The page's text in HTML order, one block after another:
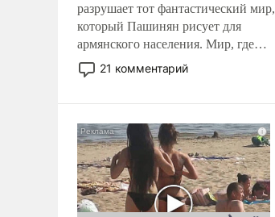
разрушает тот фантастический мир,
который Пашинян рисует для
армянского населения. Мир, где
политические прожекты будут
безусловно оплачиваться за счет
нужно отвечать.
21 комментарий